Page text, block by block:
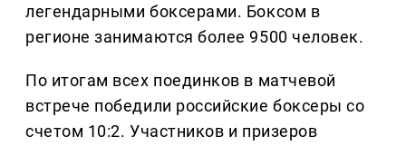
легендарными боксерами. Боксом в
регионе занимаются более 9500 человек.
По итогам всех поединков в матчевой
встрече победили российские боксеры со
счетом 10:2. Участников и призеров